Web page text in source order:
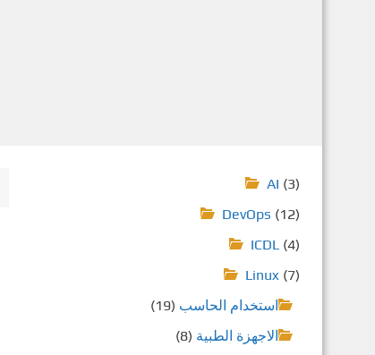
AI (3)
DevOps (12)
ICDL(4)
Linux(7)
استخدام الحاسب (19)
الاجهزة الطبية (8)